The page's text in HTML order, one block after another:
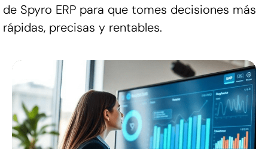
de Spyro ERP para que tomes decisiones más
rápidas, precisas y rentables.